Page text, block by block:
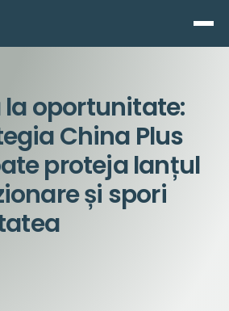
la oportunitate:
China Plus
proteja lanțul
și spori